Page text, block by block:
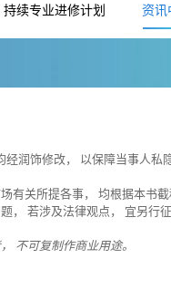
持续专业进修计划 资讯
润饰修改， 以保障当事人私
有关所提各事， 均根据本书
， 若涉及法律观点， 宜另行征
不可复制作商业用途。